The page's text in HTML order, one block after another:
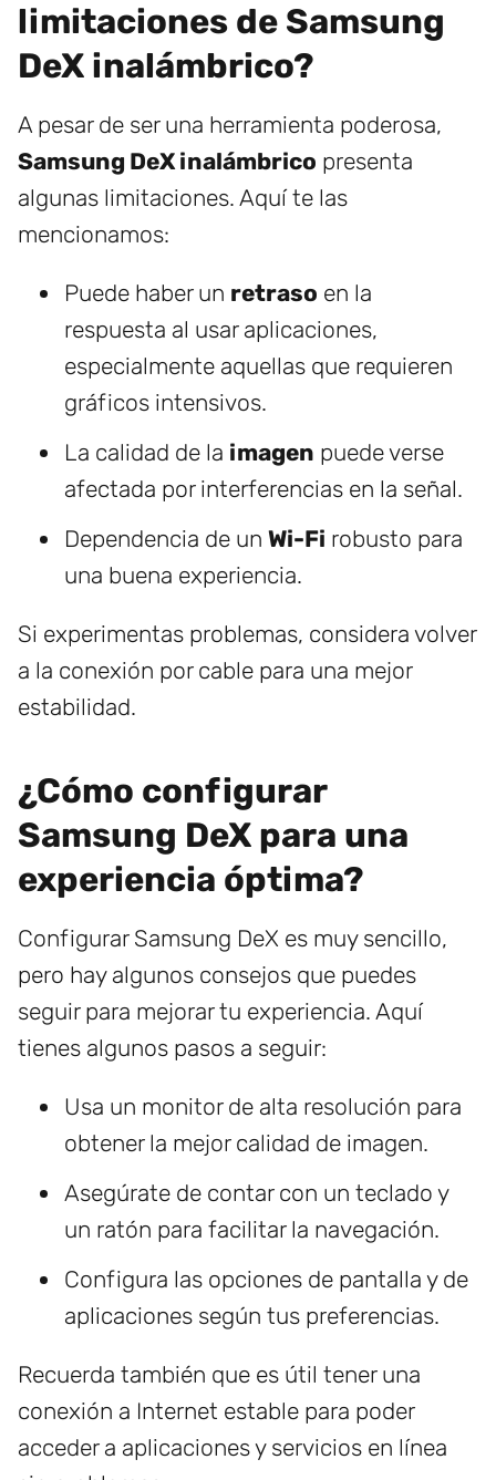
limitaciones de Samsung
DeX inalámbrico?
A pesar de ser una herramienta poderosa,
Samsung DeX inalámbrico presenta
algunas limitaciones. Aquí te las
mencionamos:
Puede haber un retraso en la
respuesta al usar aplicaciones,
especialmente aquellas que requieren
gráficos intensivos.
La calidad de la imagen puede verse
afectada por interferencias en la señal.
Dependencia de un Wi-Fi robusto para
una buena experiencia.
Si experimentas problemas, considera volver
a la conexión por cable para una mejor
estabilidad.
¿Cómo configurar
Samsung DeX para una
experiencia óptima?
Configurar Samsung DeX es muy sencillo,
pero hay algunos consejos que puedes
seguir para mejorar tu experiencia. Aquí
tienes algunos pasos a seguir:
Usa un monitor de alta resolución para
obtener la mejor calidad de imagen.
Asegúrate de contar con un teclado y
un ratón para facilitar la navegación.
Configura las opciones de pantalla y de
aplicaciones según tus preferencias.
Recuerda también que es útil tener una
conexión a Internet estable para poder
acceder a aplicaciones y servicios en línea